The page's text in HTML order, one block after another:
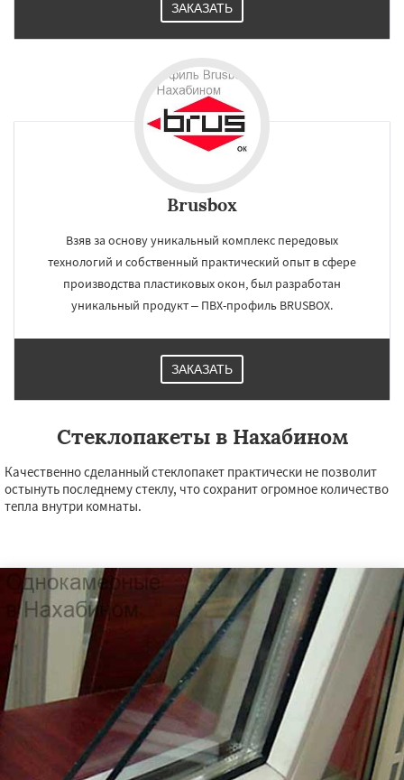
ЗАКАЗАТЬ
Brusbox
Взяв за основу уникальный комплекс передовых
технологий и собственный практический опыт в сфере
производства пластиковых окон, был разработан
уникальный продукт – ПВХ-профиль BRUSBOX.
ЗАКАЗАТЬ
Стеклопакеты в Нахабином
Качественно сделанный стеклопакет практически не позволит
остынуть последнему стеклу, что сохранит огромное количество
тепла внутри комнаты.